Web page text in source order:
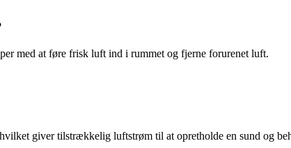
med at føre frisk luft ind i rummet og fjerne forurenet luft.
giver tilstrækkelig luftstrøm til at opretholde en sund og